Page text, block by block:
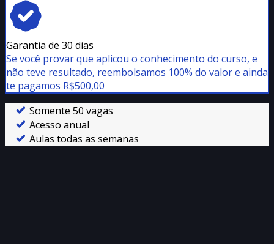
Garantia de 30 dias
Se você provar que aplicou o conhecimento do curso, e
não teve resultado, reembolsamos 100% do valor e ainda
te pagamos R$500,00
Somente 50 vagas
Acesso anual
Aulas todas as semanas